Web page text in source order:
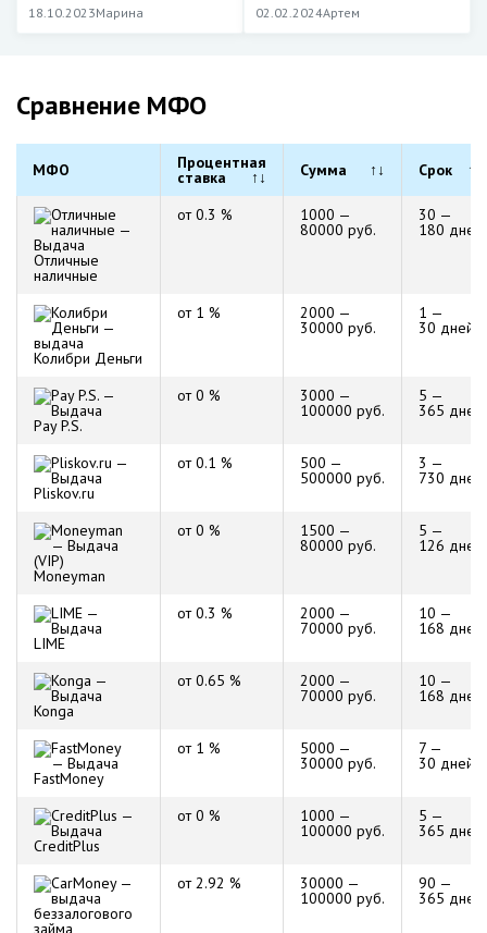
18.10.2023Марина 02.02.2024Артем
Сравнение МФО
МФО Процентная
ставка ↑↓ Сумма ↑↓ Срок ↑↓
Отличные
наличные
от 0.3 % 1000 —
80000 руб.
30 —
180 дней
Колибри Деньги
от 1 % 2000 —
30000 руб.
1 —
30 дней
Pay P.S.
от 0 % 3000 —
100000 руб.
5 —
365 дней
Pliskov.ru
от 0.1 % 500 —
500000 руб.
3 —
730 дней
Moneyman
от 0 % 1500 —
80000 руб.
5 —
126 дней
LIME
от 0.3 % 2000 —
70000 руб.
10 —
168 дней
Konga
от 0.65 % 2000 —
70000 руб.
10 —
168 дней
FastMoney
от 1 % 5000 —
30000 руб.
7 —
30 дней
CreditPlus
от 0 % 1000 —
100000 руб.
5 —
365 дней
от 2.92 % 30000 —
100000 руб.
90 —
365 дней